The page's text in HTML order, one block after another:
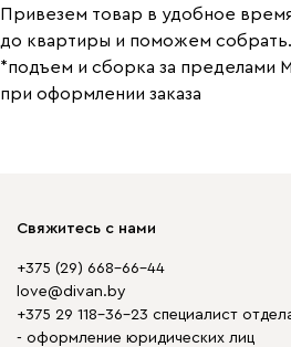
Привезем товар в удобное
до квартиры и поможем собрать.
*подъем и сборка за пределами
при оформлении заказа
Свяжитесь с нами
+375 (29) 668-66-44
love@divan.by
+375 29 118-36-23 специалист
- оформление юридических лиц